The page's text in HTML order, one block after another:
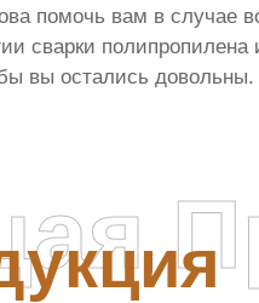
помочь вам в случае
сварки
вы остались довольны.